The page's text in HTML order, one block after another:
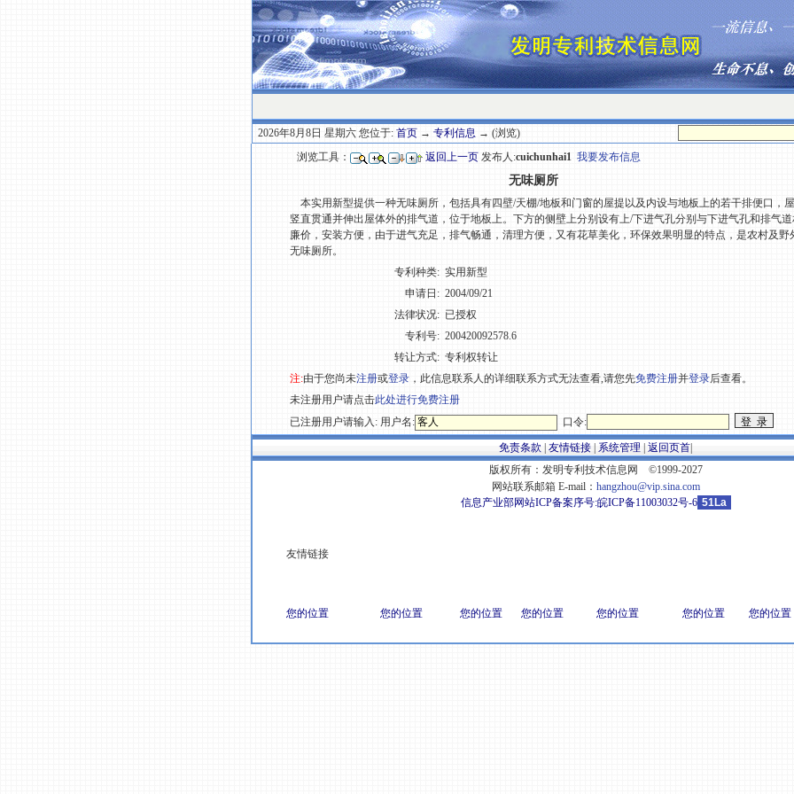
2026年8月8日 星期六 您位于: 首页 → 专利信息 → (浏览)
浏览工具：
返回上一页 发布人:cuichunhai1 我要发布信息
无味厕所
本实用新型提供一种无味厕所，包括具有四壁/天棚/地板和门窗的屋提以及内设与地板上的若干排便口，
竖直贯通并伸出屋体外的排气道，位于地板上。下方的侧壁上分别设有上/下进气孔分别与下进气孔和排气
廉价，安装方便，由于进气充足，排气畅通，清理方便，又有花草美化，环保效果明显的特点，是农村及野
无味厕所。
专利种类: 实用新型
申请日: 2004/09/21
法律状况: 已授权
专利号: 200420092578.6
转让方式: 专利权转让
注:由于您尚未注册或登录 ，此信息联系人的详细联系方式无法查看,请您先免费注册并登录后查看。
未注册用户请点击此处进行免费注册
已注册用户请输入: 用户名:
口令:
免责条款 友情链接 系统管理 返回页首
版权所有：发明专利技术信息网 ©1999-2027
网站联系邮箱 E-mail： hangzhou@vip.sina.com
信息产业部网站ICP备案序号:皖ICP备11003032号-6 51La
友情链接
您的位置 您的位置 您的位置 您的位置 您的位置 您的位置 您的位置